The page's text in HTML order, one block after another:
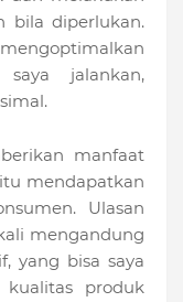
bila diperlukan.
jalankan,
manfaat
mendapatkan
Ulasan
mengandung
yang bisa saya
produk